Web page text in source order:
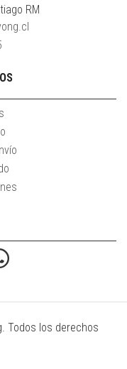
RM
Todos los derechos